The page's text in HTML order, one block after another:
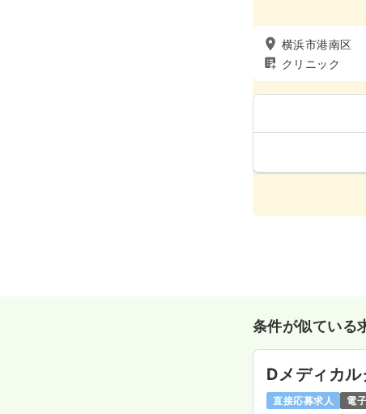
横浜市港南区
クリニック
条件が似ている
Dメディカ
直接応募求人
電